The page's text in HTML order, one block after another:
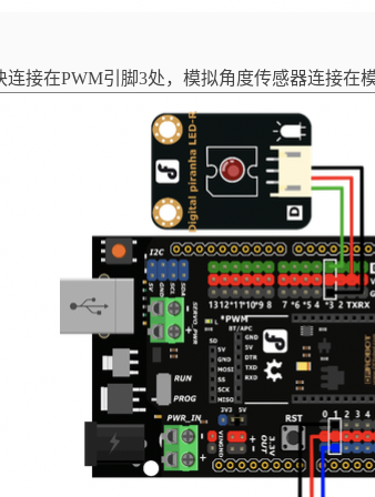
接在PWM引脚3处，模拟角度传感器连接在